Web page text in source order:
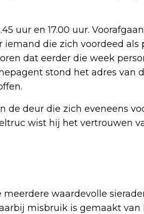
uur en 17.00 uur.
die zich voordeed
dat eerder die week
stond het adres van
de deur die zich eveneens
wist hij het vertrouwen
waardevolle
misbruik is gemaakt